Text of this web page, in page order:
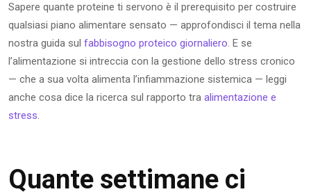
Sapere quante proteine ti servono è il prerequisito per costruire
qualsiasi piano alimentare sensato — approfondisci il tema nella
nostra guida sul fabbisogno proteico giornaliero. E se
l’alimentazione si intreccia con la gestione dello stress cronico
— che a sua volta alimenta l’infiammazione sistemica — leggi
anche cosa dice la ricerca sul rapporto tra alimentazione e
stress.
Quante settimane ci